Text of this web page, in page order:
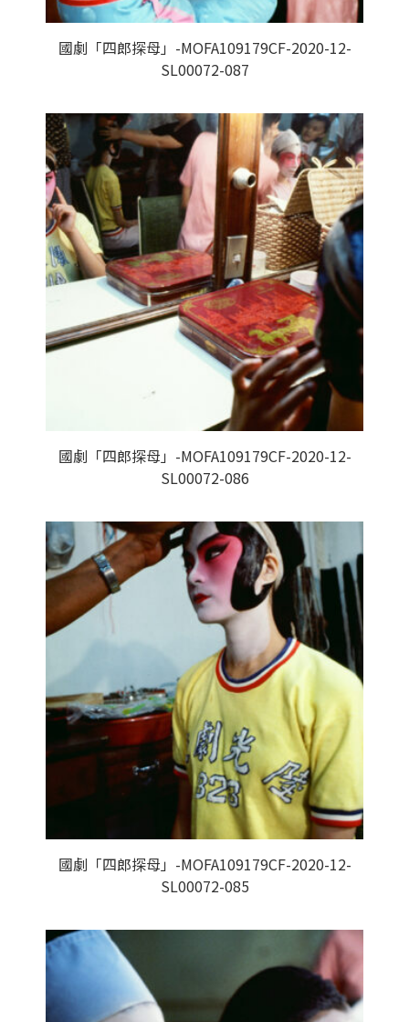
國劇「四郎探母」-MOFA109179CF-2020-12-
SL00072-087
國劇「四郎探母」-MOFA109179CF-2020-12-
SL00072-086
國劇「四郎探母」-MOFA109179CF-2020-12-
SL00072-085